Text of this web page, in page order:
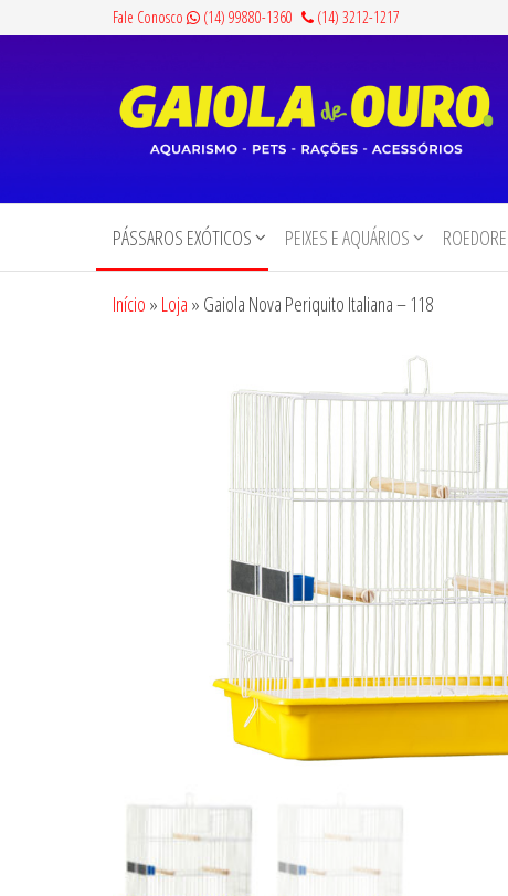
Fale Conosco (14) 99880-1360 (14) 3212-1217
de
Ouro
Pets,
Rações e
PÁSSAROS EXÓTICOS PEIXES E AQUÁRIOS
Início » Loja » Gaiola Nova Periquito Italiana – 118